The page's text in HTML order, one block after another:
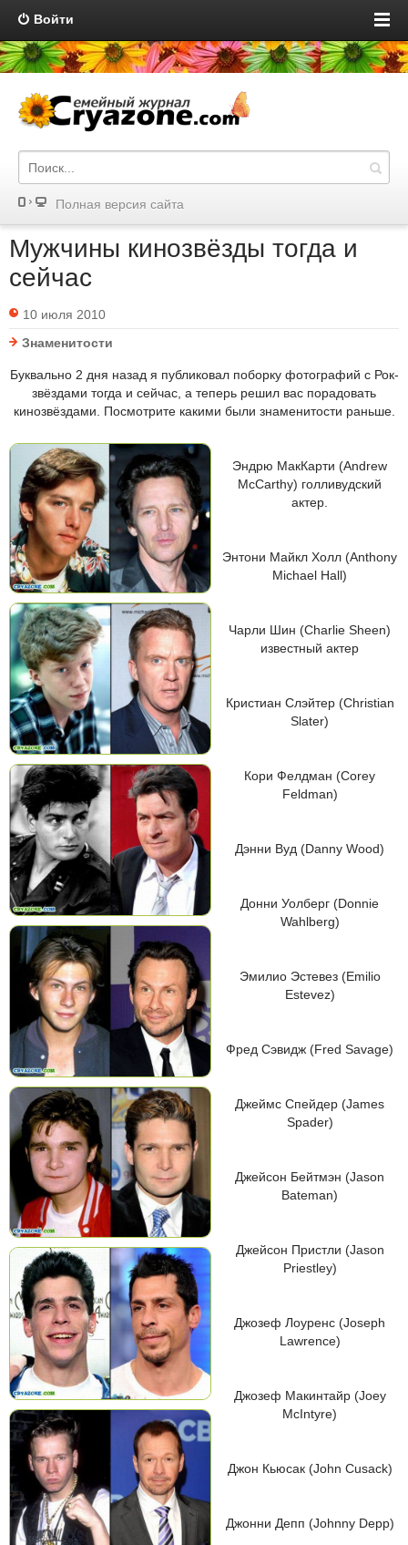
Войти
Полная версия сайта
Мужчины кинозвёзды тогда и
сейчас
10 июля 2010
Знаменитости
Буквально 2 дня назад я публиковал поборку фотографий с Рок-
звёздами тогда и сейчас, а теперь решил вас порадовать
кинозвёздами. Посмотрите какими были знаменитости раньше.
Эндрю МакКарти (Andrew
McCarthy) голливудский
актер.
Энтони Майкл Холл (Anthony
Michael Hall)
Чарли Шин (Charlie Sheen)
известный актер
Кристиан Слэйтер (Christian
Slater)
Кори Фелдман (Corey
Feldman)
Дэнни Вуд (Danny Wood)
Донни Уолберг (Donnie
Wahlberg)
Эмилио Эстевез (Emilio
Estevez)
Фред Сэвидж (Fred Savage)
Джеймс Спейдер (James
Spader)
Джейсон Бейтмэн (Jason
Bateman)
Джейсон Пристли (Jason
Priestley)
Джозеф Лоуренс (Joseph
Lawrence)
Джозеф Макинтайр (Joey
McIntyre)
Джон Кьюсак (John Cusack)
Джонни Депп (Johnny Depp)